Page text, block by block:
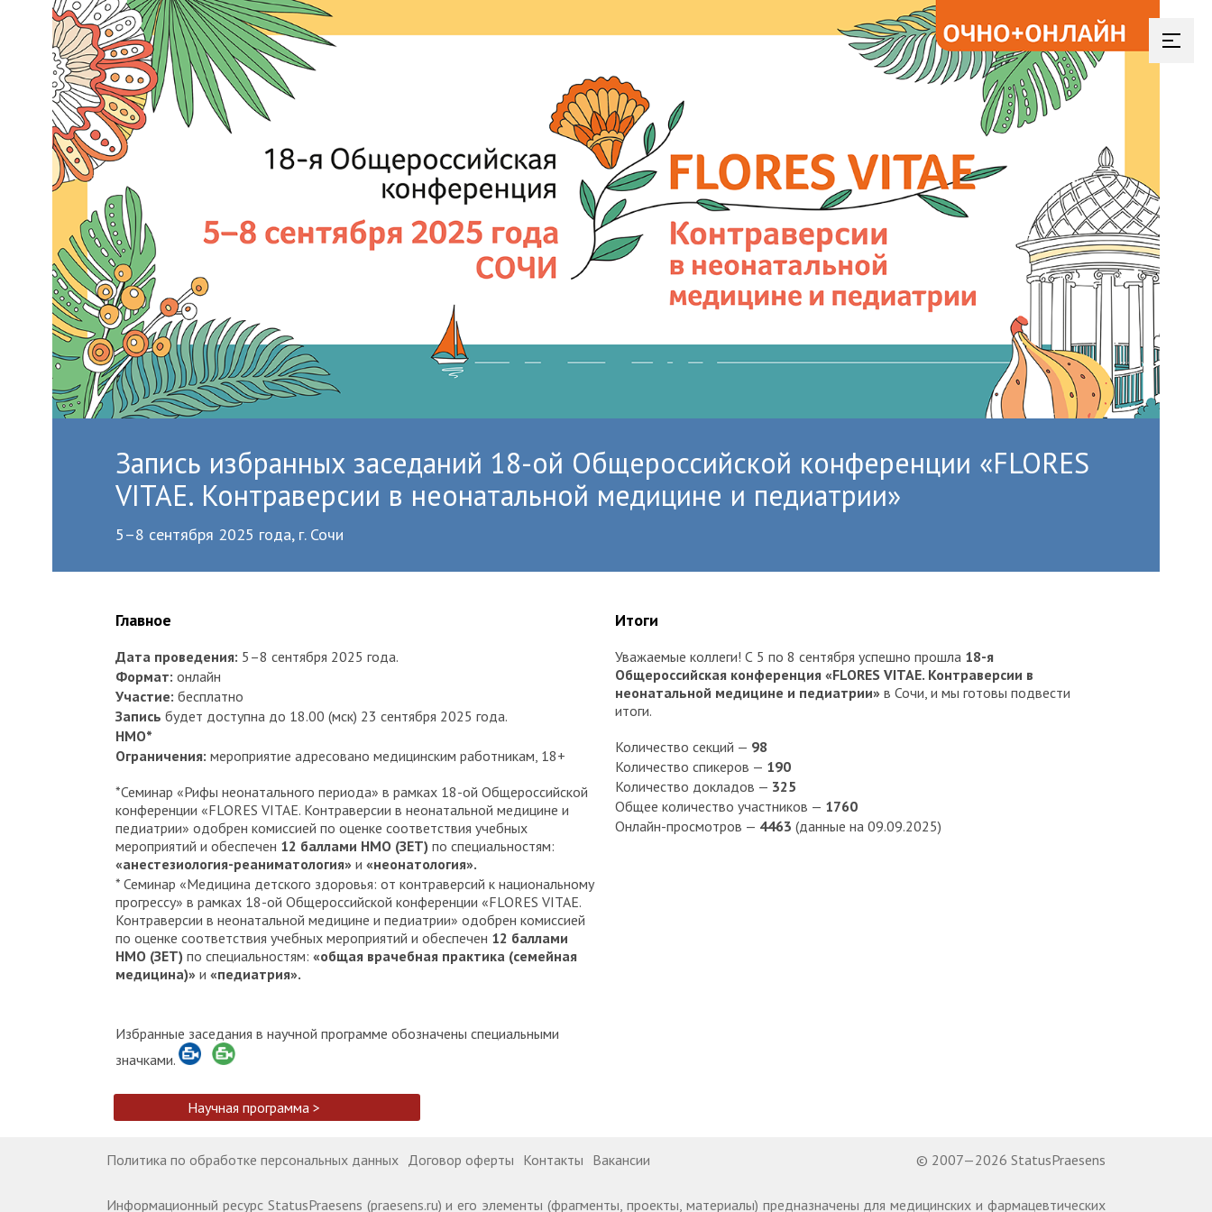
Запись избранных заседаний 18-ой Общероссийской конференции «FLORES
VITAE. Контраверсии в неонатальной медицине и педиатрии»
5–8 сентября 2025 года, г. Сочи
Главное
Дата проведения: 5–8 сентября 2025 года.
Формат: онлайн
Участие: бесплатно
Запись будет доступна до 18.00 (мск) 23 сентября 2025 года.
НМО*
Ограничения: мероприятие адресовано медицинским работникам, 18+
*Семинар «Рифы неонатального периода» в рамках 18-ой Общероссийской
конференции «FLORES VITAE. Контраверсии в неонатальной медицине и
педиатрии» одобрен комиссией по оценке соответствия учебных
мероприятий и обеспечен 12 баллами НМО (ЗЕТ) по специальностям:
«анестезиология-реаниматология» и «неонатология».
* Семинар «Медицина детского здоровья: от контраверсий к национальному
прогрессу» в рамках 18-ой Общероссийской конференции «FLORES VITAE.
Контраверсии в неонатальной медицине и педиатрии» одобрен комиссией
по оценке соответствия учебных мероприятий и обеспечен 12 баллами
НМО (ЗЕТ) по специальностям: «общая врачебная практика (семейная
медицина)» и «педиатрия».
Итоги
Уважаемые коллеги! С 5 по 8 сентября успешно прошла 18-я
Общероссийская конференция «FLORES VITAE. Контраверсии в
неонатальной медицине и педиатрии» в Сочи, и мы готовы подвести
итоги.
Количество секций — 98
Количество спикеров — 190
Количество докладов — 325
Общее количество участников — 1760
Онлайн-просмотров — 4463 (данные на 09.09.2025)
Избранные заседания в научной программе обозначены специальными
значками.
Научная программа >
Политика по обработке персональных данных Договор оферты Контакты Вакансии © 2007—2026 StatusPraesens
Информационный ресурс StatusPraesens (praesens.ru) и его элементы (фрагменты, проекты, материалы) предназначены для медицинских и фармацевтических